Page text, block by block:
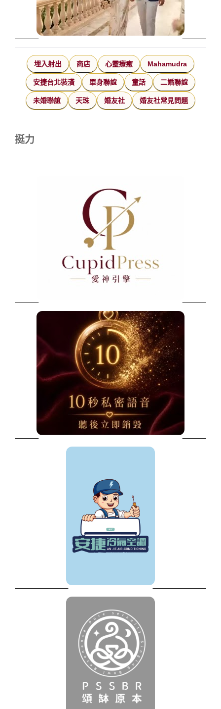
埋入射出 商店 心靈療癒 Mahamudra
安捷台北裝潢 單身聯誼 童話 二婚聯誼
未婚聯誼 天珠 婚友社 婚友社常見問題
挺力